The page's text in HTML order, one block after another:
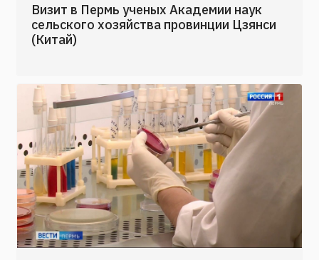
Визит в Пермь ученых Академии наук
сельского хозяйства провинции Цзянси
(Китай)